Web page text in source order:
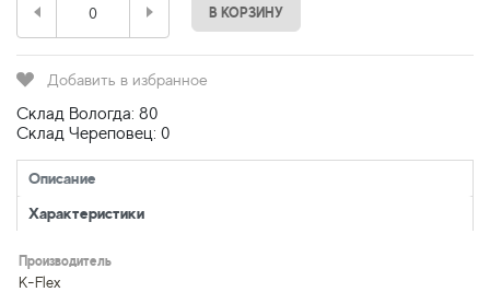
В КОРЗИНУ
Добавить в избранное
Склад Вологда: 80
Склад Череповец: 0
Описание
Характеристики
Производитель
K-Flex